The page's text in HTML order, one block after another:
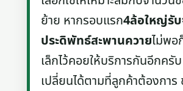
ย้าย หากรอบแรก4ล้อใหญ่รั
ประดิพัทธ์สะพานควายไม่พอ
เล็กไว้คอยให้บริการกันอีกครั
เปลี่ยนได้ตามที่ลูกค้าต้องการ